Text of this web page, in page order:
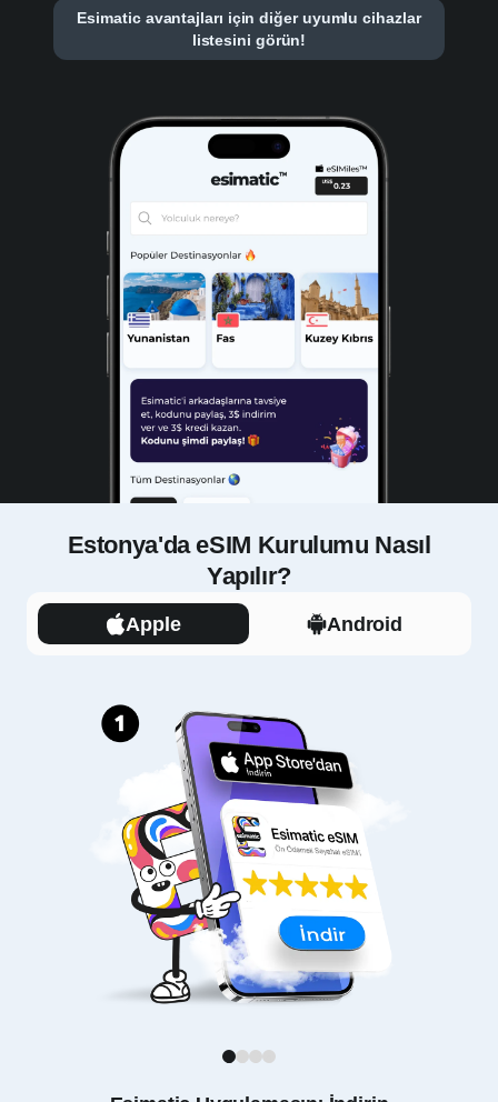
Esimatic avantajları için diğer uyumlu cihazlar
listesini görün!
Estonya'da eSIM Kurulumu Nasıl
Yapılır?
Apple Android
1 2 3 4